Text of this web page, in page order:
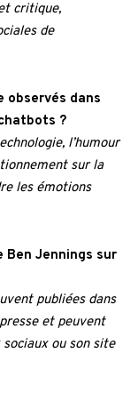
critique,
de
observés dans
?
l’humour
sur la
les émotions
Jennings sur
publiées dans
et peuvent
ou son site